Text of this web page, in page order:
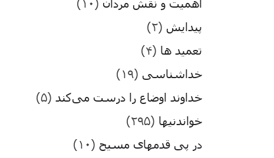
اهمیت و نقش مردان (۱۰)
پیدایش (۲)
تعمید ها (۴)
خداشناسی (۱۹)
خداوند اوضاع را درست می‌کند (۵)
خواندنیها (۲۹۵)
در پی قدمهای مسیح (۱۰)